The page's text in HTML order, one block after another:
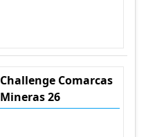
Challenge Comarcas
Mineras 26